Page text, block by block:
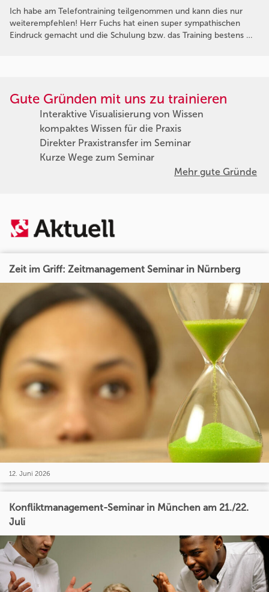
Ich habe am Telefontraining teilgenommen und kann dies nur
weiterempfehlen! Herr Fuchs hat einen super sympathischen
Eindruck gemacht und die Schulung bzw. das Training bestens …
Gute Gründen mit uns zu trainieren
Interaktive Visualisierung von Wissen
kompaktes Wissen für die Praxis
Direkter Praxistransfer im Seminar
Kurze Wege zum Seminar
Mehr gute Gründe
Zeit im Griff: Zeitmanagement Seminar in Nürnberg
12. Juni 2026
Konfliktmanagement-Seminar in München am 21./22.
Juli